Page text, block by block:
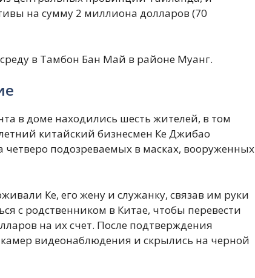
на сумму 2 миллиона долларов (70
в Тамбон Бан Май в районе Муанг.
в доме находились шесть жителей, в том
китайский бизнесмен Ке Джибао
четверо подозреваемых в масках, вооруженных
Ке, его жену и служанку, связав им руки
с родственником в Китае, чтобы перевести
на их счет. После подтверждения
видеонаблюдения и скрылись на черной